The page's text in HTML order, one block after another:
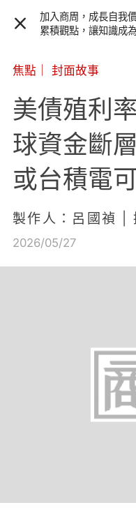
加入商周，成長自我
累積觀點，讓知識成
焦點 封面故事
美債殖利
球資金斷
或台積電
製作人：呂國禎 |
2026/05/27